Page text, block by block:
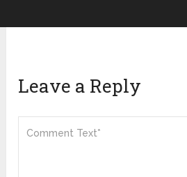
Leave a Reply